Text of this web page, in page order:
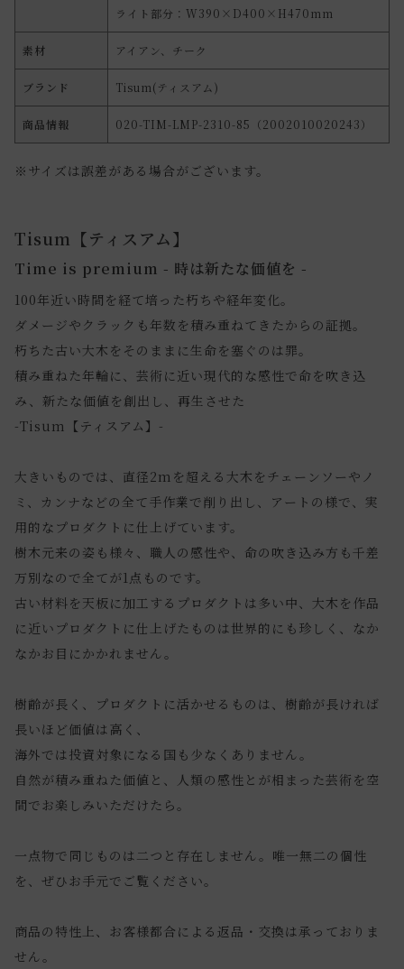
ライト部分：W390×D400×H470mm
素材 アイアン、チーク
ブランド Tisum(ティスアム)
商品情報 020-TIM-LMP-2310-85（2002010020243）
※サイズは誤差がある場合がございます。
Tisum【ティスアム】
Time is premium - 時は新たな価値を -
100年近い時間を経て培った朽ちや経年変化。
ダメージやクラックも年数を積み重ねてきたからの証拠。
朽ちた古い大木をそのままに生命を塞ぐのは罪。
積み重ねた年輪に、芸術に近い現代的な感性で命を吹き込
み、新たな価値を創出し、再生させた
-Tisum【ティスアム】-
大きいものでは、直径2mを超える大木をチェーンソーやノ
ミ、カンナなどの全て手作業で削り出し、アートの様で、実
用的なプロダクトに仕上げています。
樹木元来の姿も様々、職人の感性や、命の吹き込み方も千差
万別なので全てが1点ものです。
古い材料を天板に加工するプロダクトは多い中、大木を作品
に近いプロダクトに仕上げたものは世界的にも珍しく、なか
なかお目にかかれません。
樹齢が長く、プロダクトに活かせるものは、樹齢が長ければ
長いほど価値は高く、
海外では投資対象になる国も少なくありません。
自然が積み重ねた価値と、人類の感性とが相まった芸術を空
間でお楽しみいただけたら。
一点物で同じものは二つと存在しません。唯一無二の個性
を、ぜひお手元でご覧ください。
商品の特性上、お客様都合による返品・交換は承っておりま
せん。